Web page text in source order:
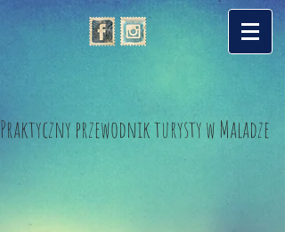
Praktyczny przewodnik turysty w Maladze